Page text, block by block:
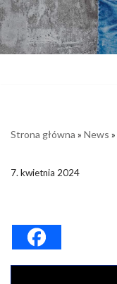
Strona główna » News »
7. kwietnia 2024